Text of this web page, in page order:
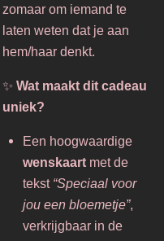
zomaar om iemand te
laten weten dat je aan
hem/haar denkt.
✨ Wat maakt dit cadeau
uniek?
Een hoogwaardige
wenskaartmet de
tekst “Speciaal voor
jou een bloemetje”,
verkrijgbaar in de